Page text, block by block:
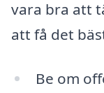
vara bra att
att få det
Be om